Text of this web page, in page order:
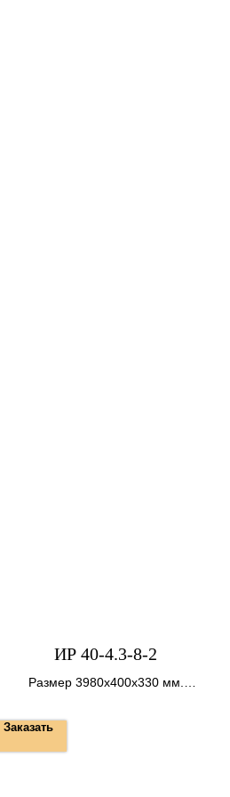
ИР 40-4.3-8-2
Размер 3980х400х330 мм.
Заказать